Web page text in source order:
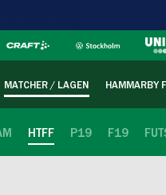
MATCHER / LAGEN HAMMARBY
HTFF P19 F19